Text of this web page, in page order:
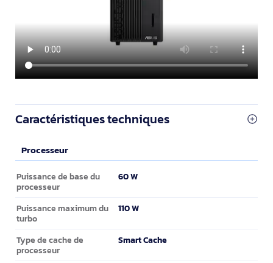
Caractéristiques techniques
Processeur
Processeur
Puissance de base du
processeur
60 W
Puissance maximum du
turbo
110 W
Type de cache de
processeur
Smart Cache